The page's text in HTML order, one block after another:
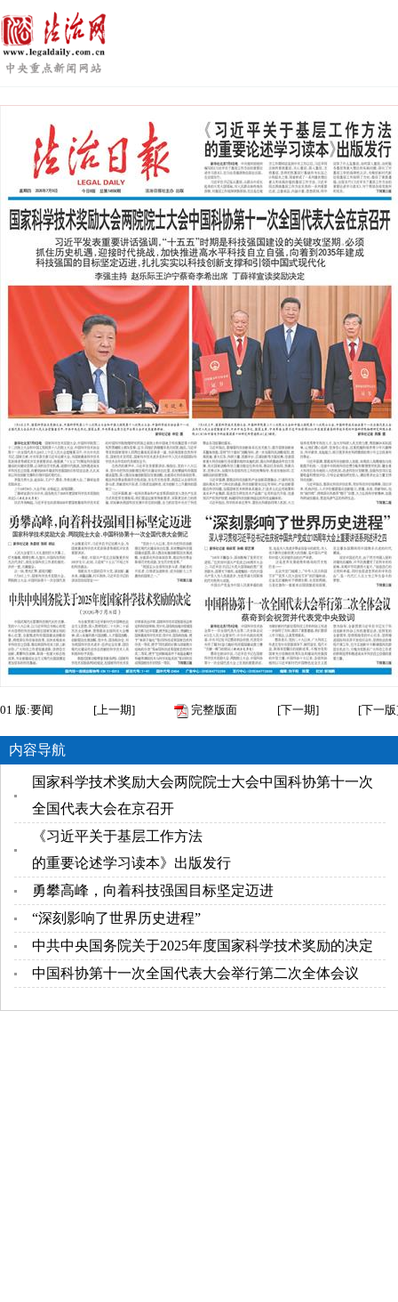
01 版:要闻 [上一期] 完整版面 [下一期] [下一版
内容导航
国家科学技术奖励大会两院院士大会中国科协第十一次
全国代表大会在京召开
《习近平关于基层工作方法
的重要论述学习读本》出版发行
勇攀高峰，向着科技强国目标坚定迈进
“深刻影响了世界历史进程”
中共中央国务院关于2025年度国家科学技术奖励的决定
中国科协第十一次全国代表大会举行第二次全体会议